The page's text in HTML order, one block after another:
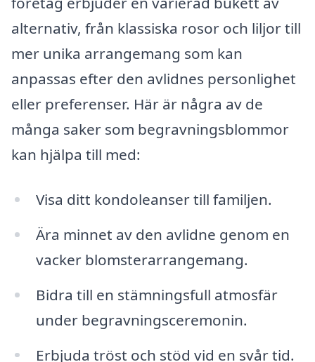
alternativ, från klassiska rosor och liljor till
mer unika arrangemang som kan
anpassas efter den avlidnes personlighet
eller preferenser. Här är några av de
många saker som begravningsblommor
kan hjälpa till med:
Visa ditt kondoleanser till familjen.
Ära minnet av den avlidne genom en
vacker blomsterarrangemang.
Bidra till en stämningsfull atmosfär
under begravningsceremonin.
Erbjuda tröst och stöd vid en svår tid.